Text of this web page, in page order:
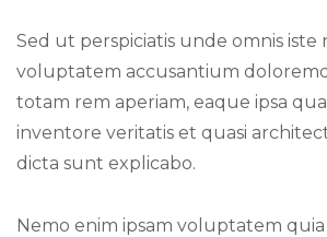
Sed ut perspiciatis unde omnis iste
voluptatem accusantium
totam rem aperiam, eaque ipsa
inventore veritatis et quasi
dicta sunt explicabo.
Nemo enim ipsam voluptatem